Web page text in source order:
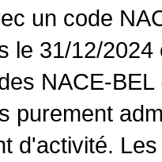
un code
le 31/12/
NACE-
purement
d'activité.